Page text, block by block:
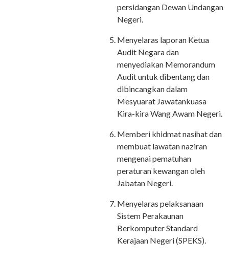
persidangan Dewan Undangan
Negeri.
Menyelaras laporan Ketua
Audit Negara dan
menyediakan Memorandum
Audit untuk dibentang dan
dibincangkan dalam
Mesyuarat Jawatankuasa
Kira-kira Wang Awam Negeri.
Memberi khidmat nasihat dan
membuat lawatan naziran
mengenai pematuhan
peraturan kewangan oleh
Jabatan Negeri.
Menyelaras pelaksanaan
Sistem Perakaunan
Berkomputer Standard
Kerajaan Negeri (SPEKS).